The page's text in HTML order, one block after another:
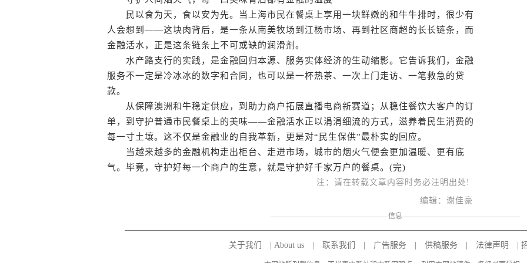
民以食为天，食以安为先。当上海市民在餐桌上享用一块鲜嫩的和牛牛排时，很少有
人会想到——这块肉背后，是一条从南美牧场到江杨市场、再到社区商超的长长链条，而
金融活水，正是这条链条上不可或缺的润滑剂。
水产路支行的实践，是金融回归本源、服务实体经济的生动缩影。它告诉我们，金融
服务不一定是冷冰冰的数字和合同，也可以是一杯热茶、一次上门走访、一笔救急的贷
款。
从保障澳洲和牛稳定供应，到助力商户拓展直播电商新赛道；从稳住餐饮大客户的订
单，到守护普通市民餐桌上的美味——金融活水正以涓涓细流的方式，滋养着民生消费的
每一寸土壤。这不仅是金融业的自我革新，更是对“民生保供”最朴实的回应。
当越来越多的金融机构走出柜台、走进市场，城市的烟火气便会更加温暖、更有底
气。毕竟，守护好每一个商户的生意，就是守护好千家万户的餐桌。(完)
注：请在转载文章内容时务必注明出处!
编辑：谢佳豪
信息
关于我们 About us| 联系我们 广告服务| 供稿服务| 法律声明